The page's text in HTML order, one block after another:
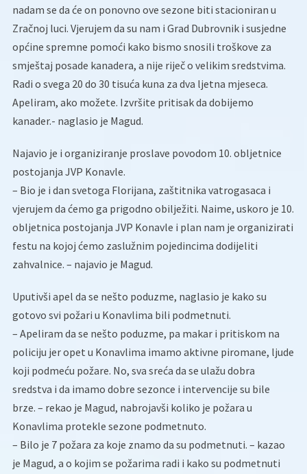
nadam se da će on ponovno ove sezone biti stacioniran u
Zračnoj luci. Vjerujem da su nam i Grad Dubrovnik i susjedne
općine spremne pomoći kako bismo snosili troškove za
smještaj posade kanadera, a nije riječ o velikim sredstvima.
Radi o svega 20 do 30 tisuća kuna za dva ljetna mjeseca.
Apeliram, ako možete. Izvršite pritisak da dobijemo
kanader.- naglasio je Magud.
Najavio je i organiziranje proslave povodom 10. obljetnice
postojanja JVP Konavle.
– Bio je i dan svetoga Florijana, zaštitnika vatrogasaca i
vjerujem da ćemo ga prigodno obilježiti. Naime, uskoro je 10.
obljetnica postojanja JVP Konavle i plan nam je organizirati
festu na kojoj ćemo zaslužnim pojedincima dodijeliti
zahvalnice. – najavio je Magud.
Uputivši apel da se nešto poduzme, naglasio je kako su
gotovo svi požari u Konavlima bili podmetnuti.
– Apeliram da se nešto poduzme, pa makar i pritiskom na
policiju jer opet u Konavlima imamo aktivne piromane, ljude
koji podmeću požare. No, sva sreća da se ulažu dobra
sredstva i da imamo dobre sezonce i intervencije su bile
brze. – rekao je Magud, nabrojavši koliko je požara u
Konavlima protekle sezone podmetnuto.
– Bilo je 7 požara za koje znamo da su podmetnuti. – kazao
je Magud, a o kojim se požarima radi i kako su podmetnuti